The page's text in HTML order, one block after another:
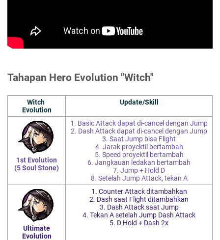
Tahapan Hero Evolution "Witch"
Witch
Evolution
Update/Skill
1st Evolution
(5 Soul Stone)
1. Basic Attack dapat di-cancel dengan Jump
2. Dash Attack dapat di-cancel dengan Jump
3. Saat Jump bisa Flight
4. Jarak proyektil bertambah
5. Speed proyektil bertambah
6. Jangkauan ledakan bertambah
7. Jump + Hold D
8. Setelah Jump Attack, tekan A
Ultimate
Evolution
1. Counter Attack ditambahkan
2. Dash saat Flight ditambahkan
3. Dash Attack saat Jump
4. Tekan A setelah Jump Dash Attack
5. D Hold + Dash 2x